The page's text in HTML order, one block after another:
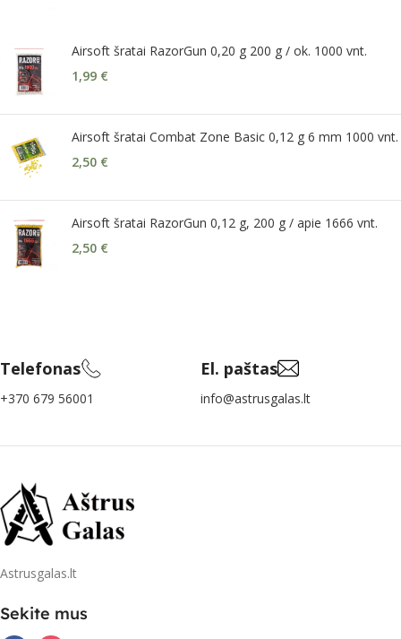
Airsoft šratai RazorGun 0,20 g 200 g / ok. 1000 vnt.
1,99 €
Airsoft šratai Combat Zone Basic 0,12 g 6 mm 1000 vnt.
2,50 €
Airsoft šratai RazorGun 0,12 g, 200 g / apie 1666 vnt.
2,50 €
Telefonas
+370 679 56001
El. paštas
info@astrusgalas.lt
Astrusgalas.lt
Sekite mus